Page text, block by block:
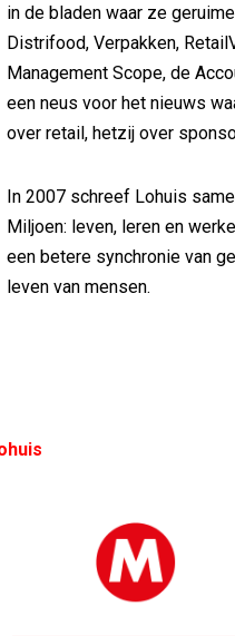
in de bladen waar ze
Distrifood, Verpakken,
Management Scope, de
een neus voor het nieuws
over retail, hetzij over
In 2007 schreef Lohuis
Miljoen: leven, leren en
een betere synchronie van
leven van mensen.